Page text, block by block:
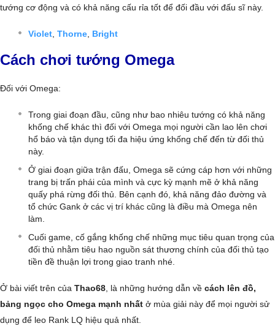
tướng cơ động và có khả năng cấu rỉa tốt để đối đầu với đấu sĩ này.
Violet, Thorne, Bright
Cách chơi tướng Omega
Đối với Omega:
Trong giai đoạn đầu, cũng như bao nhiêu tướng có khả năng
khống chế khác thì đối với Omega mọi người cần lao lên chơi
hổ báo và tận dụng tối đa hiệu ứng khống chế đến từ đối thủ
này.
Ở giai đoạn giữa trận đấu, Omega sẽ cứng cáp hơn với những
trang bị trấn phái của mình và cực kỳ mạnh mẽ ở khả năng
quấy phá rừng đối thủ. Bên cạnh đó, khả năng đảo đường và
tổ chức Gank ở các vị trí khác cũng là điều mà Omega nên
làm.
Cuối game, cố gắng khống chế những mục tiêu quan trọng của
đối thủ nhằm tiêu hao nguồn sát thương chính của đối thủ tạo
tiền đề thuận lợi trong giao tranh nhé.
Ở bài viết trên của Thao68, là những hướng dẫn về cách lên đồ,
bảng ngọc cho Omega mạnh nhất ở mùa giải này để mọi người sử
dụng để leo Rank LQ hiệu quả nhất.